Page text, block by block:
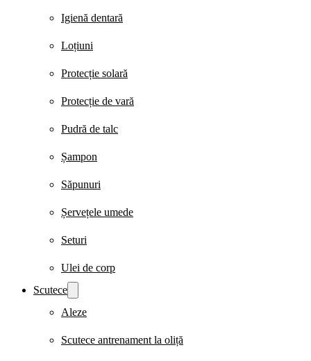
Igienă dentară
Loțiuni
Protecție solară
Protecție de vară
Pudră de talc
Șampon
Săpunuri
Șervețele umede
Seturi
Ulei de corp
Scutece
Aleze
Scutece antrenament la oliță